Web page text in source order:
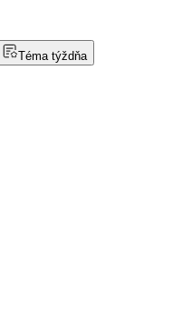
Téma týždňa